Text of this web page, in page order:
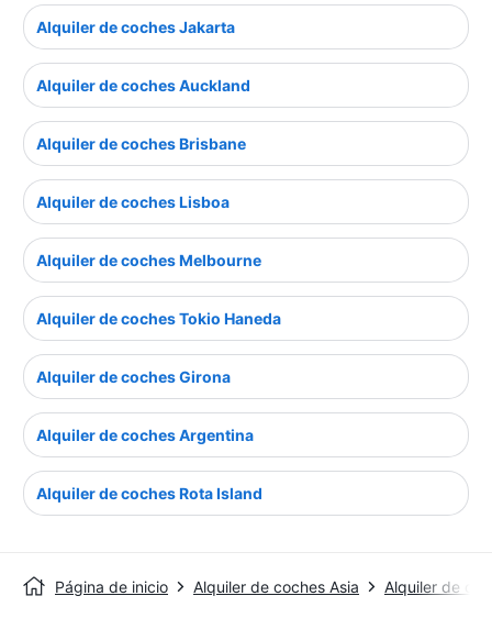
Alquiler de coches Jakarta
Alquiler de coches Auckland
Alquiler de coches Brisbane
Alquiler de coches Lisboa
Alquiler de coches Melbourne
Alquiler de coches Tokio Haneda
Alquiler de coches Girona
Alquiler de coches Argentina
Alquiler de coches Rota Island
Página de inicio Alquiler de coches Asia Alquiler de